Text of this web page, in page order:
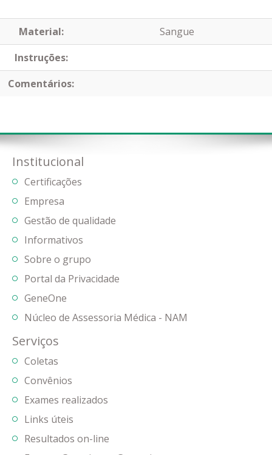
Material:
Sangue
Instruções:
Comentários:
Institucional
Certificações
Empresa
Gestão de qualidade
Informativos
Sobre o grupo
Portal da Privacidade
GeneOne
Núcleo de Assessoria Médica - NAM
Serviços
Coletas
Convênios
Exames realizados
Links úteis
Resultados on-line